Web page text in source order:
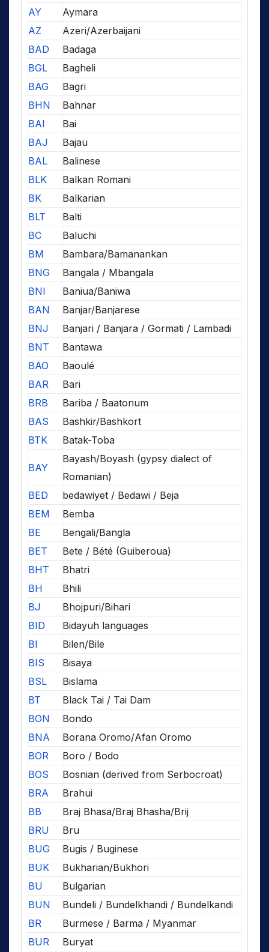
AY
Aymara
AZ
Azeri/Azerbaijani
BAD
Badaga
BGL
Bagheli
BAG
Bagri
BHN
Bahnar
BAI
Bai
BAJ
Bajau
BAL
Balinese
BLK
Balkan Romani
BK
Balkarian
BLT
Balti
BC
Baluchi
BM
Bambara/Bamanankan
BNG
Bangala / Mbangala
BNI
Baniua/Baniwa
BAN
Banjar/Banjarese
BNJ
Banjari / Banjara / Gormati / Lambadi
BNT
Bantawa
BAO
Baoulé
BAR
Bari
BRB
Bariba / Baatonum
BAS
Bashkir/Bashkort
BTK
Batak-Toba
BAY
Bayash/Boyash (gypsy dialect of
Romanian)
BED
bedawiyet / Bedawi / Beja
BEM
Bemba
BE
Bengali/Bangla
BET
Bete / Bété (Guiberoua)
BHT
Bhatri
BH
Bhili
BJ
Bhojpuri/Bihari
BID
Bidayuh languages
BI
Bilen/Bile
BIS
Bisaya
BSL
Bislama
BT
Black Tai / Tai Dam
BON
Bondo
BNA
Borana Oromo/Afan Oromo
BOR
Boro / Bodo
BOS
Bosnian (derived from Serbocroat)
BRA
Brahui
BB
Braj Bhasa/Braj Bhasha/Brij
BRU
Bru
BUG
Bugis / Buginese
BUK
Bukharian/Bukhori
BU
Bulgarian
BUN
Bundeli / Bundelkhandi / Bundelkandi
BR
Burmese / Barma / Myanmar
BUR
Buryat